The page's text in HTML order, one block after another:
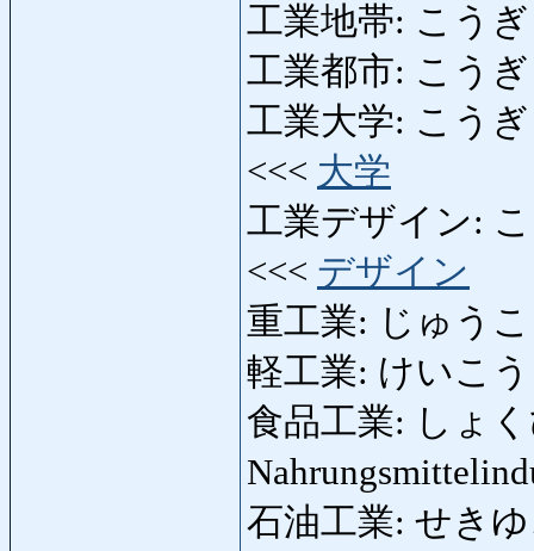
工業地帯: こう
工業都市: こう
工業大学: こうぎ
<<< 大学
工業デザイン:
<<< デザイン
重工業: じゅう
軽工業: けいこ
食品工業: しょ
石油工業: せき